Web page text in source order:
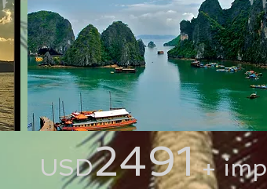
USD2491+ imp